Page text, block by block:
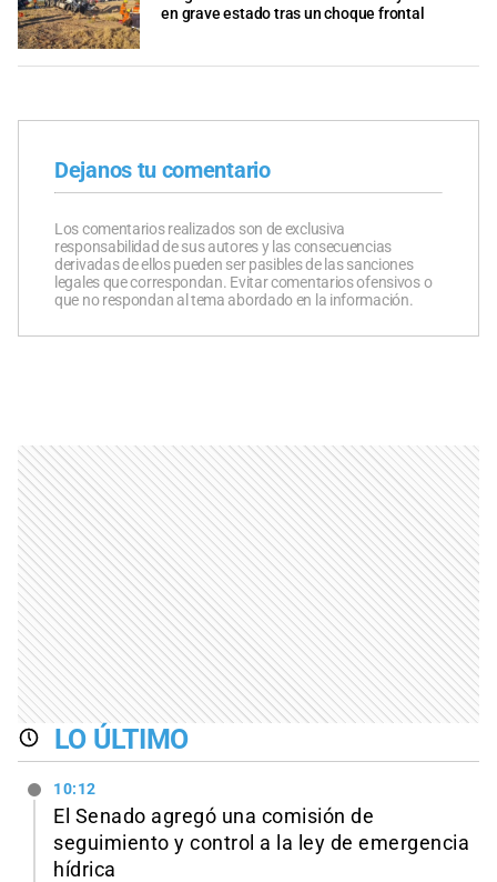
en grave estado tras un choque frontal
Dejanos tu comentario
Los comentarios realizados son de exclusiva
responsabilidad de sus autores y las consecuencias
derivadas de ellos pueden ser pasibles de las sanciones
legales que correspondan. Evitar comentarios ofensivos o
que no respondan al tema abordado en la información.
LO ÚLTIMO
10:12
El Senado agregó una comisión de
seguimiento y control a la ley de emergencia
hídrica